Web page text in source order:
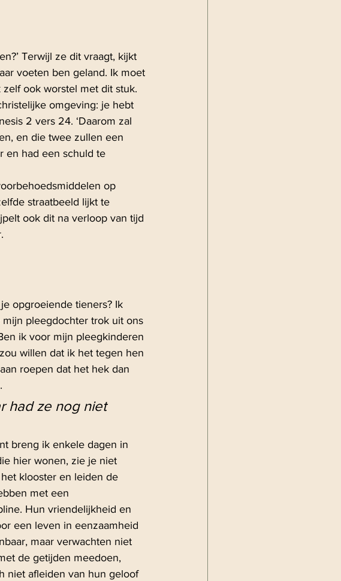
Terwijl ze dit vraagt, kijkt
voeten ben geland. Ik moet
ook worstel met dit stuk.
omgeving: je hebt
2 vers 24. ‘Daarom zal
en die twee zullen een
en had een schuld te
op
straatbeeld lijkt te
ook dit na verloop van tijd
opgroeiende tieners? Ik
pleegdochter trok uit ons
ik voor mijn pleegkinderen
willen dat ik het tegen hen
roepen dat het hek dan
had ze nog niet
breng ik enkele dagen in
hier wonen, zie je niet
klooster en leiden de
met een
Hun vriendelijkheid en
een leven in eenzaamheid
maar verwachten niet
de getijden meedoen,
niet afleiden van hun geloof